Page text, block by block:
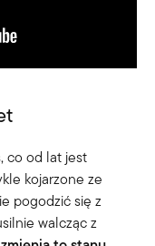
co od lat jest
kojarzone ze
pogodzić się z
walcząc z